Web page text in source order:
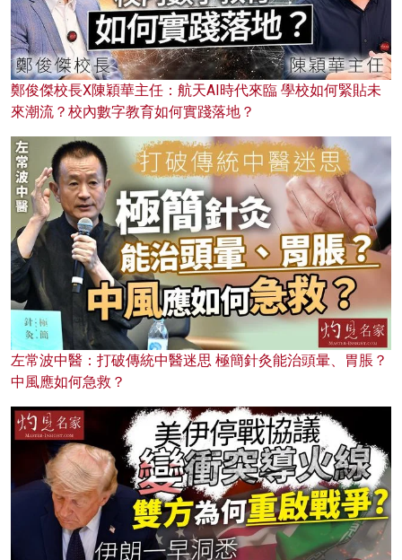
鄭俊傑校長X陳穎華主任：航天AI時代來臨 學校如何緊貼未
來潮流？校內數字教育如何實踐落地？
左常波中醫：打破傳統中醫迷思 極簡針灸能治頭暈、胃脹？
中風應如何急救？